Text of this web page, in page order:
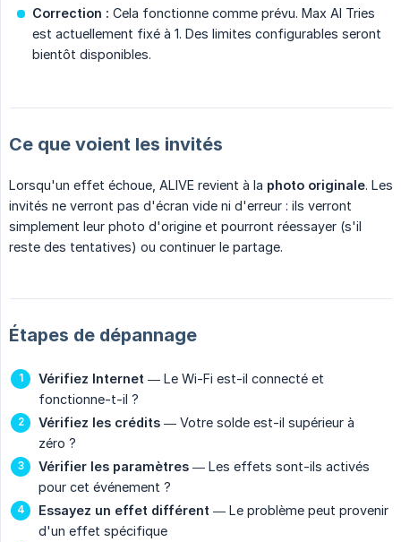
Correction : Cela fonctionne comme prévu. Max AI Tries
est actuellement fixé à 1. Des limites configurables seront
bientôt disponibles.
Ce que voient les invités
Lorsqu'un effet échoue, ALIVE revient à la photo originale. Les
invités ne verront pas d'écran vide ni d'erreur : ils verront
simplement leur photo d'origine et pourront réessayer (s'il
reste des tentatives) ou continuer le partage.
Étapes de dépannage
Vérifiez Internet — Le Wi-Fi est-il connecté et
fonctionne-t-il ?
Vérifiez les crédits — Votre solde est-il supérieur à
zéro ?
Vérifier les paramètres — Les effets sont-ils activés
pour cet événement ?
Essayez un effet différent — Le problème peut provenir
d'un effet spécifique